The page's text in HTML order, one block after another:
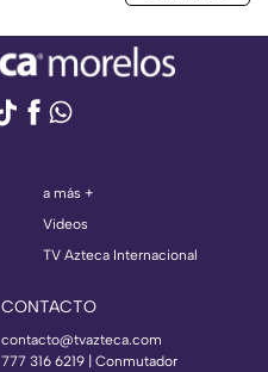
a más +
Videos
TV Azteca Internacional
CONTACTO
contacto@tvazteca.com
777 316 6219 | Conmutador